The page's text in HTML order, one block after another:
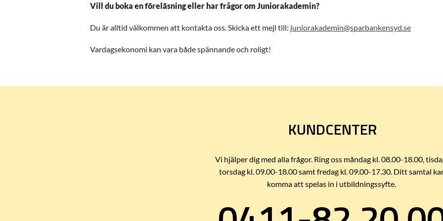
Vill du boka en föreläsning eller har frågor om Juniorakademin?
Du är alltid välkommen att kontakta oss. Skicka ett mejl till: juniorakademin@sparbankensyd.se
Vardagsekonomi kan vara både spännande och roligt!
KUNDCENTER
Vi hjälper dig med alla frågor. Ring oss måndag kl. 08.00-18.00,
torsdag kl. 09.00-18.00 samt fredag kl. 09.00-17.30. Ditt samtal
komma att spelas in i utbildningssyfte.